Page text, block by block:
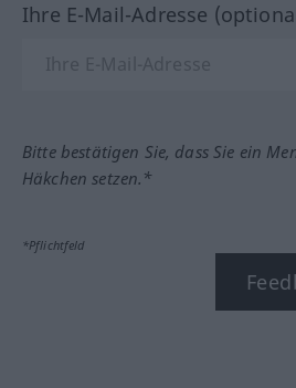
Ihre E-Mail-Adresse
Bitte bestätigen Sie, dass Sie ein
Häkchen setzen.*
*Pflichtfeld